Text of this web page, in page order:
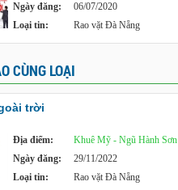
Ngày đăng:
06/07/2020
Loại tin:
Rao vặt Đà Nẵng
CÙNG LOẠI
trời
Địa điểm:
Khuê Mỹ - Ngũ Hành Sơn
Ngày đăng:
29/11/2022
Loại tin:
Rao vặt Đà Nẵng